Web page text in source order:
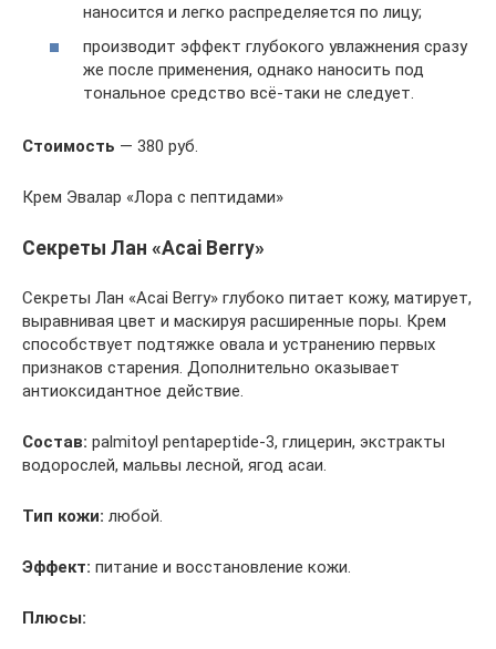
наносится и легко распределяется по лицу;
производит эффект глубокого увлажнения сразу
же после применения, однако наносить под
тональное средство всё-таки не следует.
Стоимость — 380 руб.
Крем Эвалар «Лора с пептидами»
Секреты Лан «Acai Berry»
Секреты Лан «Acai Berry» глубоко питает кожу, матирует,
выравнивая цвет и маскируя расширенные поры. Крем
способствует подтяжке овала и устранению первых
признаков старения. Дополнительно оказывает
антиоксидантное действие.
Состав: palmitoyl pentapeptide-3, глицерин, экстракты
водорослей, мальвы лесной, ягод асаи.
Тип кожи: любой.
Эффект: питание и восстановление кожи.
Плюсы: